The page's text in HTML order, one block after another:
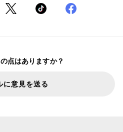
点はありますか？
に意見を送る